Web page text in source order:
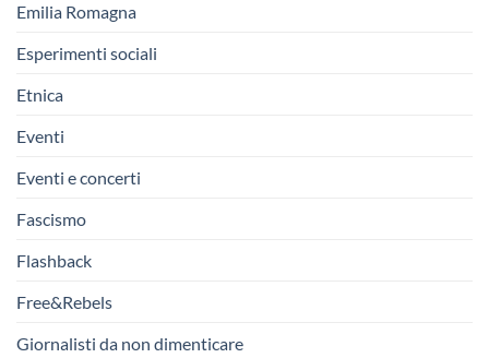
Emilia Romagna
Esperimenti sociali
Etnica
Eventi
Eventi e concerti
Fascismo
Flashback
Free&Rebels
Giornalisti da non dimenticare